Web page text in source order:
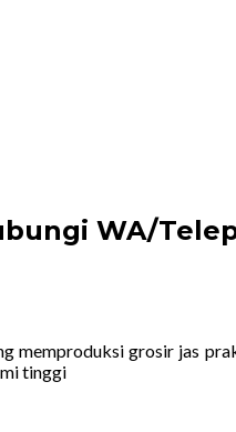
WA/
memproduksi grosir jas
tinggi